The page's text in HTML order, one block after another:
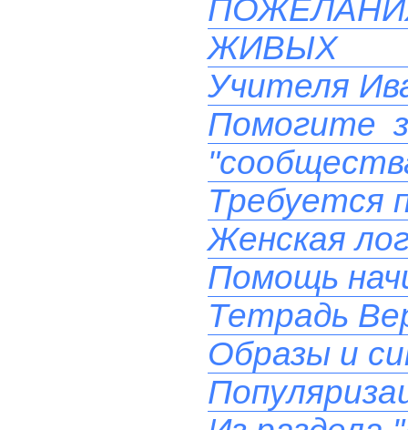
ЖИВЫХ
Учителя
Помогите
Требуется
Женская
Помощь
Тетрадь
Образы и